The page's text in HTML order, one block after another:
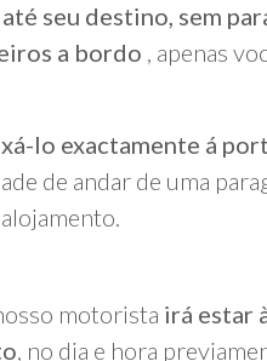
seu destino, sem
a bordo , apenas
lo exactamente á
de andar de uma
motorista irá estar
, no dia e hora